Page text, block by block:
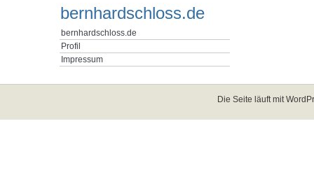
bernhardschloss.de
bernhardschloss.de
Profil
Impressum
Die Seite läuft mit